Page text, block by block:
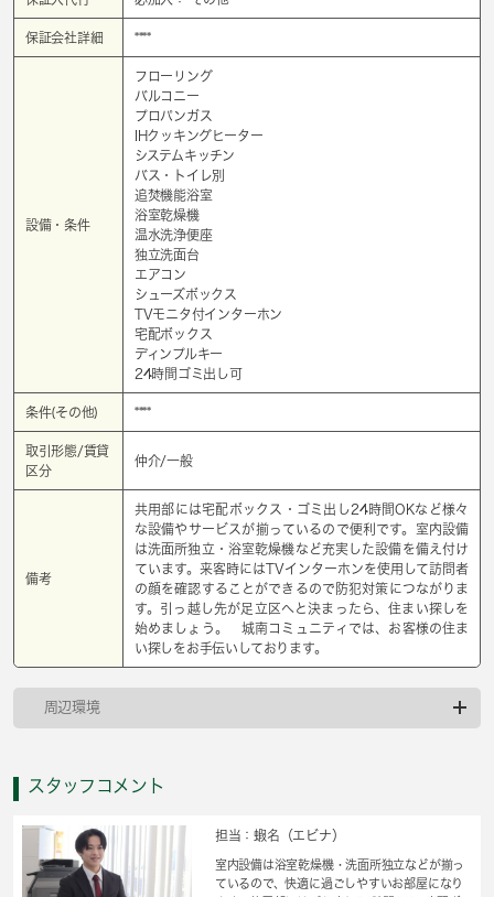
保証会社詳細 ****
設備・条件
フローリング
バルコニー
プロパンガス
IHクッキングヒーター
システムキッチン
バス・トイレ別
追焚機能浴室
浴室乾燥機
温水洗浄便座
独立洗面台
エアコン
シューズボックス
TVモニタ付インターホン
宅配ボックス
ディンプルキー
24時間ゴミ出し可
条件(その他) ****
取引形態/賃貸
区分
仲介/一般
備考
共用部には宅配ボックス・ゴミ出し24時間OKなど様々
な設備やサービスが揃っているので便利です。室内設備
は洗面所独立・浴室乾燥機など充実した設備を備え付け
ています。来客時にはTVインターホンを使用して訪問者
の顔を確認することができるので防犯対策につながりま
す。引っ越し先が足立区へと決まったら、住まい探しを
始めましょう。 城南コミュニティでは、お客様の住ま
い探しをお手伝いしております。
周辺環境
スタッフコメント
担当：蝦名（エビナ）
室内設備は浴室乾燥機・洗面所独立などが揃っ
ているので、快適に過ごしやすいお部屋になり